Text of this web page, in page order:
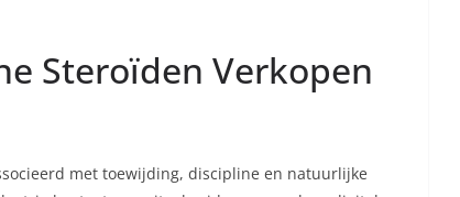
Steroïden Verkopen
met toewijding, discipline en natuurlijke